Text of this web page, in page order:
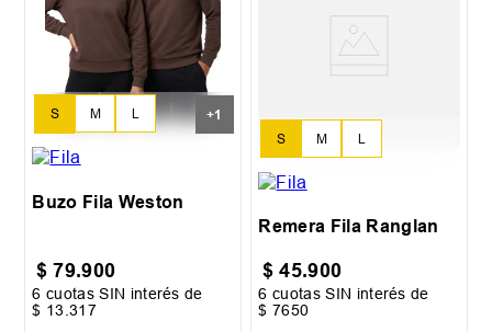
S M L
XL
+1
Buzo Fila Weston
$ 79.900
6 cuotas SIN interés de
$ 13.317
S M L
Remera Fila Ranglan
$ 45.900
6 cuotas SIN interés de
$ 7650